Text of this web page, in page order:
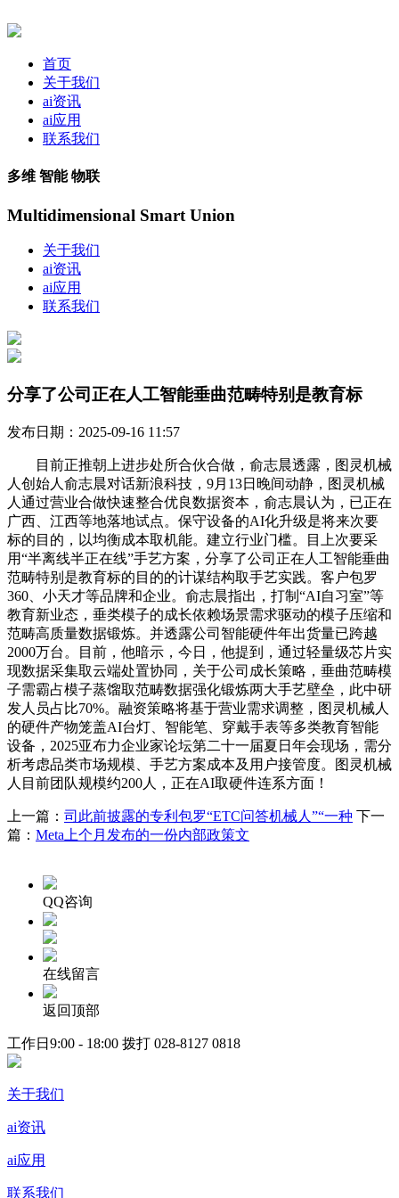
首页
关于我们
ai资讯
ai应用
联系我们
多维 智能 物联
Multidimensional Smart Union
关于我们
ai资讯
ai应用
联系我们
分享了公司正在人工智能垂曲范畴特别是教育标
发布日期：2025-09-16 11:57
目前正推朝上进步处所合伙合做，俞志晨透露，图灵机械
人创始人俞志晨对话新浪科技，9月13日晚间动静，图灵机械
人通过营业合做快速整合优良数据资本，俞志晨认为，已正在
广西、江西等地落地试点。保守设备的AI化升级是将来次要
标的目的，以均衡成本取机能。建立行业门槛。目上次要采
用“半离线半正在线”手艺方案，分享了公司正在人工智能垂曲
范畴特别是教育标的目的的计谋结构取手艺实践。客户包罗
360、小天才等品牌和企业。俞志晨指出，打制“AI自习室”等
教育新业态，垂类模子的成长依赖场景需求驱动的模子压缩和
范畴高质量数据锻炼。并透露公司智能硬件年出货量已跨越
2000万台。目前，他暗示，今日，他提到，通过轻量级芯片实
现数据采集取云端处置协同，关于公司成长策略，垂曲范畴模
子需霸占模子蒸馏取范畴数据强化锻炼两大手艺壁垒，此中研
发人员占比70%。融资策略将基于营业需求调整，图灵机械人
的硬件产物笼盖AI台灯、智能笔、穿戴手表等多类教育智能
设备，2025亚布力企业家论坛第二十一届夏日年会现场，需分
析考虑品类市场规模、手艺方案成本及用户接管度。图灵机械
人目前团队规模约200人，正在AI取硬件连系方面！
上一篇： 司此前披露的专利包罗“ETC问答机械人”“一种 下一
篇： Meta上个月发布的一份内部政策文
QQ咨询
在线留言
返回顶部
工作日9:00 - 18:00 拨打 028-8127 0818
关于我们
ai资讯
ai应用
联系我们